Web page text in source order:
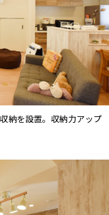
納を設置。収納力アップ